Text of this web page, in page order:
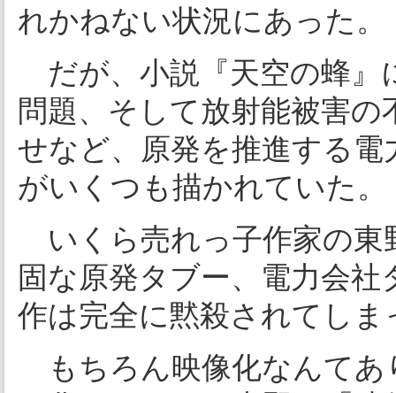
れかねない状況にあった。
だが、小説『天空の蜂』
問題、そして放射能被害
せなど、原発を推進する
がいくつも描かれていた。
いくら売れっ子作家の東
固な原発タブー、電力会
作は完全に黙殺されてし
もちろん映像化なんてあ